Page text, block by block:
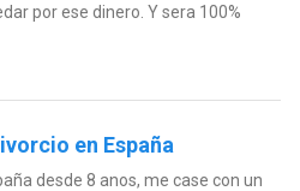
por ese dinero. Y sera 100%
en España
desde 8 anos, me case con un